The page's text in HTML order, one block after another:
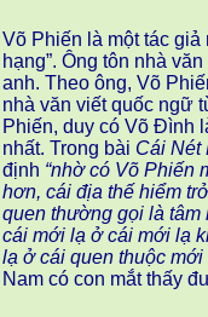
Võ Phiến là một tác
hạng”. Ông tôn nhà
anh. Theo ông, Võ
nhà văn viết quốc ngữ
Phiến, duy có Võ Đình
nhất. Trong bài Cái Nét
định “nhờ có Võ Phiến
hơn, cái địa thế hiểm
quen thường gọi là tâm
cái mới lạ ở cái mới lạ
lạ ở cái quen thuộc
Nam có con mắt thấy